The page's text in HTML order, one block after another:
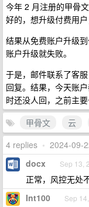
今年 2 月注册的甲骨
好的，想升级付费用户
结果从免费账户升级
账户升级就失败。
于是，邮件联系了客
回复。结果，今天账
时还没人回，之前主要
甲骨文
云
4 replies • 2024-09-
docx Sep 13,
正常，风控无处
Int100 Sep